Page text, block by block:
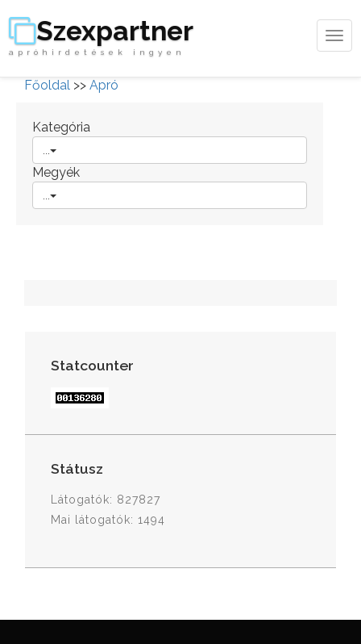
Szexpartner
apróhirdetések ingyen
Főoldal >> Apró
Kategória
Megyék
Statcounter
Státusz
Látogatók: 827827
Mai látogatók: 1494